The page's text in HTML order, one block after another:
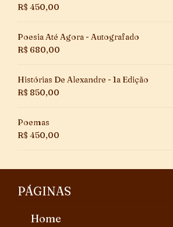
R$ 450,00
Poesia Até Agora - Autografado
R$ 680,00
Histórias De Alexandre - 1a Edição
R$ 850,00
Poemas
R$ 450,00
PÁGINAS
Home